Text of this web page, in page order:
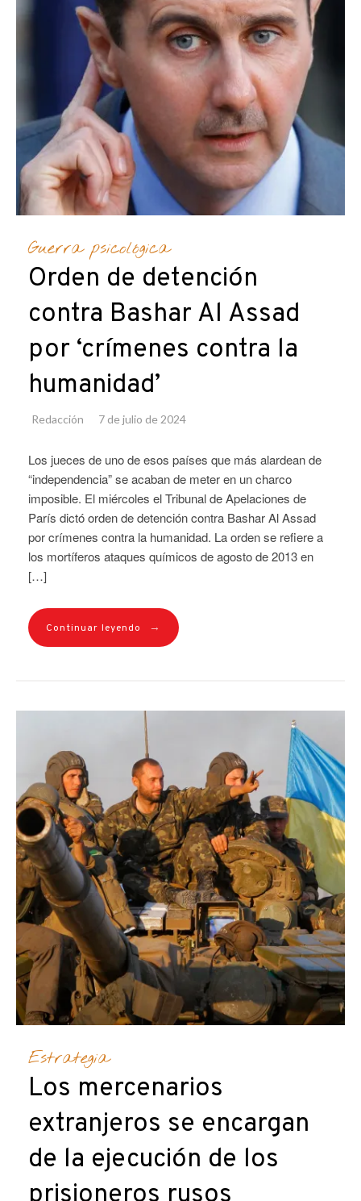
Guerra psicológica
Orden de detención
contra Bashar Al Assad
por ‘crímenes contra la
humanidad’
Redacción 7 de julio de 2024
Los jueces de uno de esos países que más alardean de
“independencia” se acaban de meter en un charco
imposible. El miércoles el Tribunal de Apelaciones de
París dictó orden de detención contra Bashar Al Assad
por crímenes contra la humanidad. La orden se refiere a
los mortíferos ataques químicos de agosto de 2013 en
[…]
Continuar leyendo →
Estrategia
Los mercenarios
extranjeros se encargan
de la ejecución de los